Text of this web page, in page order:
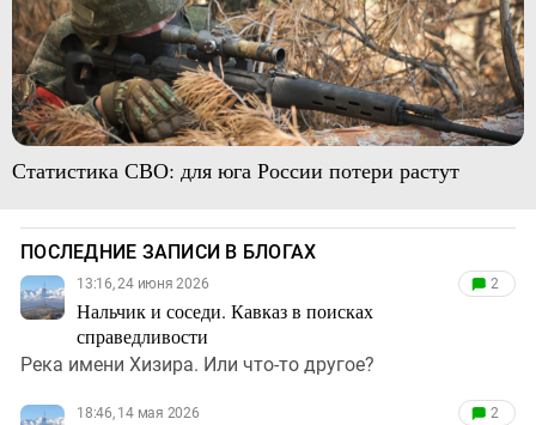
Статистика СВО: для юга России потери растут
ПОСЛЕДНИЕ ЗАПИСИ В БЛОГАХ
13:16, 24 июня 2026
Нальчик и соседи. Кавказ в поисках
справедливости
2
Река имени Хизира. Или что-то другое?
18:46, 14 мая 2026 2